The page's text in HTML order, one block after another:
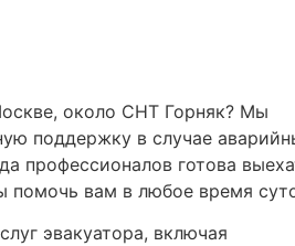
около СНТ Горняк? Мы
поддержку в случае
профессионалов готова
помочь вам в любое время
эвакуатора, включая